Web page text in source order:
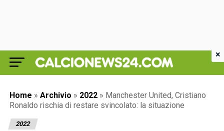
Home » Archivio » 2022 » Manchester United, Cristiano
Ronaldo rischia di restare svincolato: la situazione
2022
×